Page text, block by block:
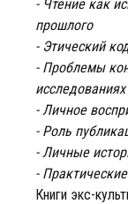
- Чтение как
прошлого
- Этический
- Проблемы
исследованиях
- Личное
- Роль
- Личные
-
Книги экс-